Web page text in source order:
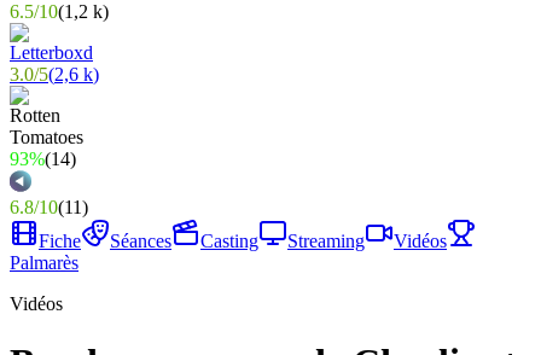
6.5/10(1,2 k)
3.0/5(2,6 k)
93%(14)
6.8/10(11)
Fiche
Séances Casting Streaming
Vidéos
Palmarès
Vidéos